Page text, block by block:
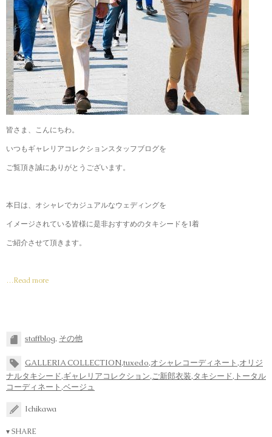
皆さま、こんにちわ。
いつもギャレリアコレクションスタッフブログを
ご覧頂き誠にありがとうございます。
本日は、オシャレでカジュアルなウェディングを
イメージされている皆様に是非おすすめのタキシードを1着
ご紹介させて頂きます。
…Read more
staffblog, その他
GALLERIA COLLECTION,tuxedo,オシャレコーディネート ,オリジ
ナルタキシード,ギャレリアコレクション,ご新郎衣装,タキシード, トータル
コーディネート ,ベージュ
Ichikawa
▾ SHARE